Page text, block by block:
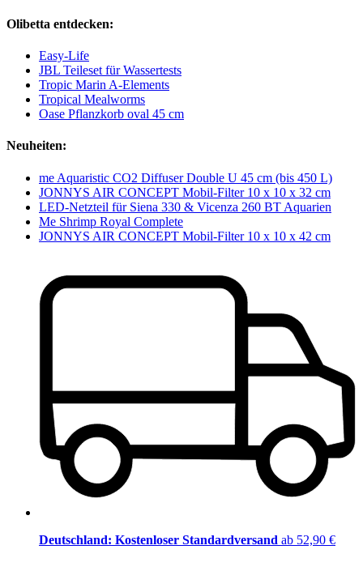
Olibetta entdecken:
Easy-Life
JBL Teileset für Wassertests
Tropic Marin A-Elements
Tropical Mealworms
Oase Pflanzkorb oval 45 cm
Neuheiten:
me Aquaristic CO2 Diffuser Double U 45 cm (bis 450 L)
JONNYS AIR CONCEPT Mobil-Filter 10 x 10 x 32 cm
LED-Netzteil für Siena 330 & Vicenza 260 BT Aquarien
Me Shrimp Royal Complete
JONNYS AIR CONCEPT Mobil-Filter 10 x 10 x 42 cm
Deutschland: Kostenloser Standardversand ab 52,90 €